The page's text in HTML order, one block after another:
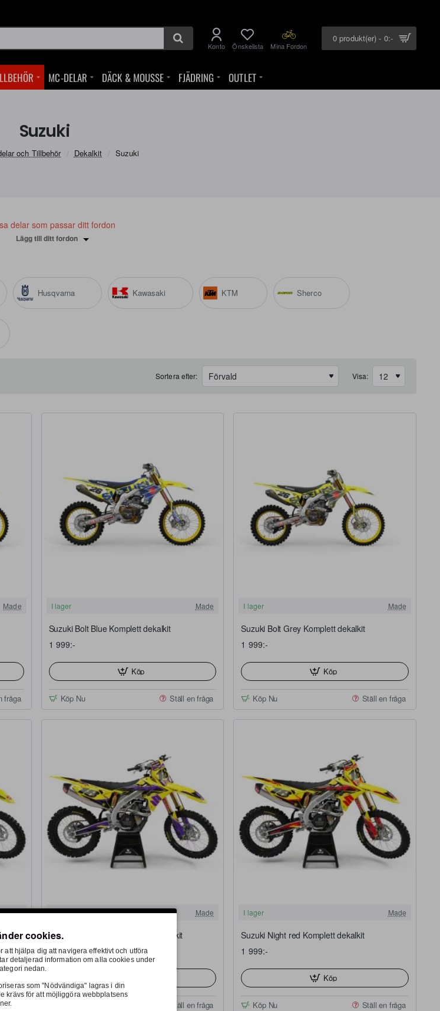
Konto Önskelista Mina Fordon
0 produkt(er) - 0:-
MC-DELAR DÄCK & MOUSSE FJÄDRING OUTLET
Suzuki
och Tillbehör Dekalkit Suzuki
delar som passar ditt fordon
Lägg till ditt fordon
Husqvarna Kawasaki KTM Sherco
Sortera efter: Visa:
Made
fråga
I lager Made
Suzuki Bolt Blue Komplett dekalkit
1 999:-
Köp
Köp Nu Ställ en fråga
I lager Made
Suzuki Bolt Grey Komplett dekalkit
1 999:-
Köp
Köp Nu Ställ en fråga
Made I lager Made
Suzuki Night purple Komplett dekalkit
1 999:-
Ställ en fråga
I lager Made
Suzuki Night red Komplett dekalkit
1 999:-
Köp
Köp Nu Ställ en fråga
cookies.
att hjälpa dig att navigera effektivt och utföra
detaljerad information om alla cookies under
nedan.
som "Nödvändiga" lagras i din
krävs för att möjliggöra webbplatsens